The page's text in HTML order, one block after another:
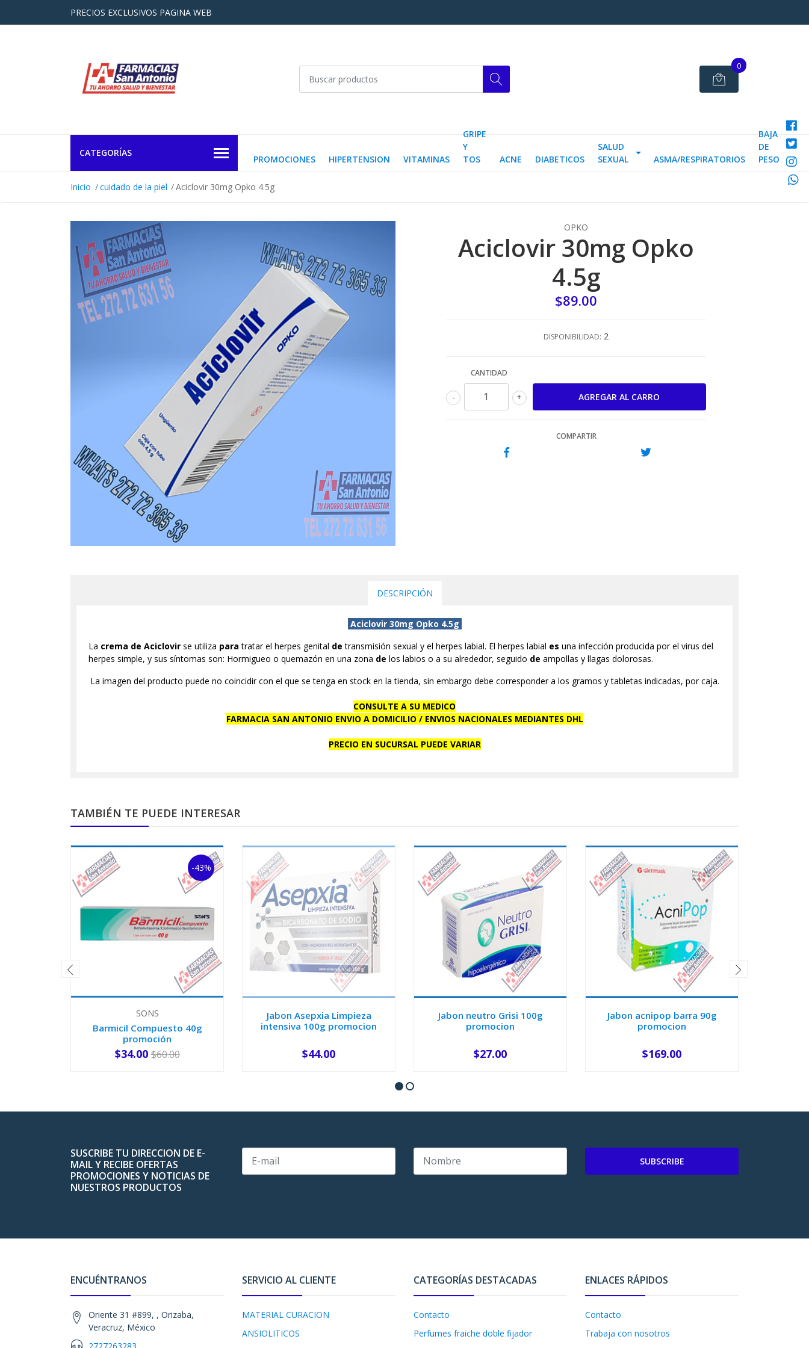
PRECIOS EXCLUSIVOS PAGINA WEB
0
CATEGORÍAS
PROMOCIONES HIPERTENSION VITAMINAS
GRIPE
Y
TOS
ACNE DIABETICOS
SALUD
SEXUAL
ASMA/RESPIRATORIOS
BAJA
DE
PESO
Inicio cuidado de la piel Aciclovir 30mg Opko 4.5g
OPKO
Aciclovir 30mg Opko
4.5g
$89.00
DISPONIBILIDAD: 2
CANTIDAD
+
-
COMPARTIR
DESCRIPCIÓN
Aciclovir 30mg Opko 4.5g
La crema de Aciclovir se utiliza para tratar el herpes genital de transmisión sexual y el herpes labial. El herpes labial es una infección producida por el virus del
herpes simple, y sus síntomas son: Hormigueo o quemazón en una zona de los labios o a su alrededor, seguido de ampollas y llagas dolorosas.
La imagen del producto puede no coincidir con el que se tenga en stock en la tienda, sin embargo debe corresponder a los gramos y tabletas indicadas, por caja.
CONSULTE A SU MEDICO
FARMACIA SAN ANTONIO ENVIO A DOMICILIO / ENVIOS NACIONALES MEDIANTES DHL
PRECIO EN SUCURSAL PUEDE VARIAR
TAMBIÉN TE PUEDE INTERESAR
-43%
SONS
Barmicil Compuesto 40g
promoción
+
$34.00$60.00
Jabon Asepxia Limpieza
intensiva 100g promocion
AGOTADO
$44.00
Jabon neutro Grisi 100g
promocion
+
$27.00
Jabon acnipop barra 90g
promocion
+
$169.00
SUSCRIBE TU DIRECCION DE E-
MAIL Y RECIBE OFERTAS
PROMOCIONES Y NOTICIAS DE
NUESTROS PRODUCTOS
SUBSCRIBE
ENCUÉNTRANOS
Oriente 31 #899, , Orizaba,
Veracruz, México
2727263283
SERVICIO AL CLIENTE
MATERIAL CURACION
ANSIOLITICOS
CATEGORÍAS DESTACADAS
Contacto
Perfumes fraiche doble fijador
ENLACES RÁPIDOS
Contacto
Trabaja con nosotros